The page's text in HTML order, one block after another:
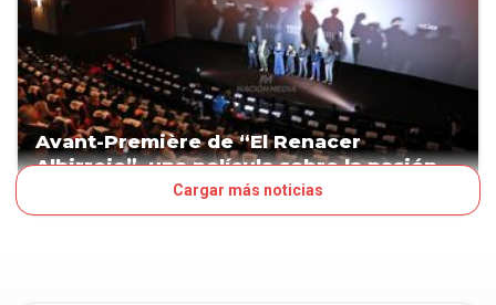
Avant-Première de “El Renacer
Albirrojo”, una película sobre la pasión
Cargar más noticias